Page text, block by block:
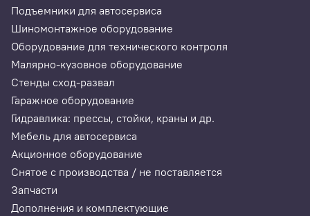
Подъемники для автосервиса
Шиномонтажное оборудование
Оборудование для технического контроля
Малярно-кузовное оборудование
Стенды сход-развал
Гаражное оборудование
Гидравлика: прессы, стойки, краны и др.
Мебель для автосервиса
Акционное оборудование
Снятое с производства / не поставляется
Запчасти
Дополнения и комплектующие